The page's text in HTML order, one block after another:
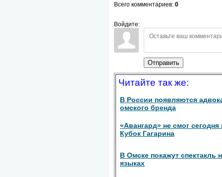
Всего комментариев: 0
Войдите:
Отправить
Читайте так же:
В России появляются
омского бренда
«Авангард» не смог сегодня
Кубок Гагарина
В Омске покажут спектакль
языках